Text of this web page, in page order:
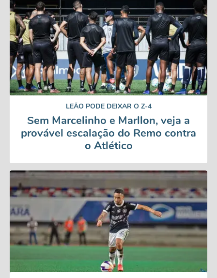
LEÃO PODE DEIXAR O Z-4
Sem Marcelinho e Marllon, veja a
provável escalação do Remo contra
o Atlético